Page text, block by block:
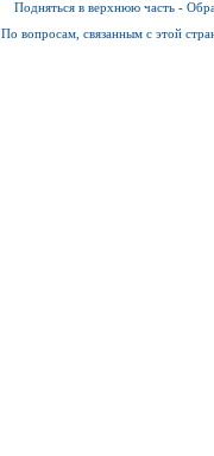
Подняться в верхнюю часть -
По вопросам, связанным с этой